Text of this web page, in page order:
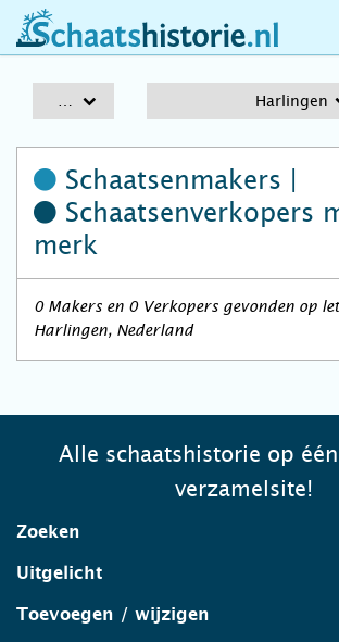
schaatshistorie.nl
Harlingen
Schaatsenmakers |
Schaatsenverkopers
merk
0 Makers en 0 Verkopers gevonden op
Harlingen, Nederland
Alle schaatshistorie op
verzamelsite!
Zoeken
Uitgelicht
Toevoegen / wijzigen